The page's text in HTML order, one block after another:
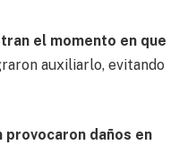
el momento en que
auxiliarlo, evitando
provocaron daños en